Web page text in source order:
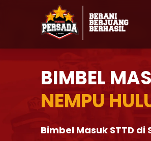
BIMBEL
NEMPU
Bimbel Masuk STTD